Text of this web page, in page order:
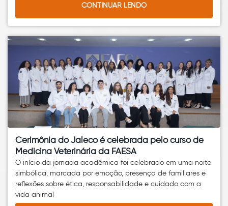
CONTINUAR LENDO
Cerimônia do Jaleco é celebrada pelo curso de
Medicina Veterinária da FAESA
O início da jornada acadêmica foi celebrado em uma noite
simbólica, marcada por emoção, presença de familiares e
reflexões sobre ética, responsabilidade e cuidado com a
vida animal